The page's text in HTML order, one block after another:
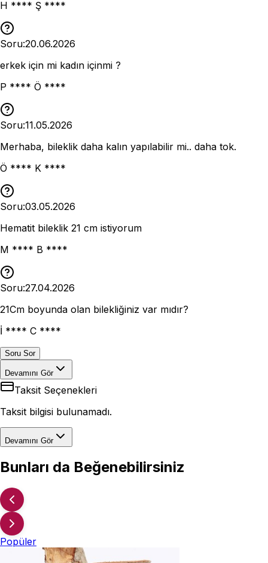
H **** Ş ****
Soru:20.06.2026
erkek için mi kadın içinmi ?
P **** Ö ****
Soru:11.05.2026
Merhaba, bileklik daha kalın yapılabilir mi.. daha tok.
Ö **** K ****
Soru:03.05.2026
Hematit bileklik 21 cm istiyorum
M **** B ****
Soru:27.04.2026
21Cm boyunda olan bilekliğiniz var mıdır?
İ **** C ****
Soru Sor
Devamını Gör
Taksit Seçenekleri
Taksit bilgisi bulunamadı.
Devamını Gör
Bunları da Beğenebilirsiniz
Popüler